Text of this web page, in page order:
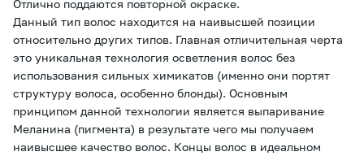
Отлично поддаются повторной окраске.
Данный тип волос находится на наивысшей позиции
относительно других типов. Главная отличительная черта
это уникальная технология осветления волос без
использования сильных химикатов (именно они портят
структуру волоса, особенно блонды). Основным
принципом данной технологии является выпаривание
Меланина (пигмента) в результате чего мы получаем
наивысшее качество волос. Концы волос в идеальном